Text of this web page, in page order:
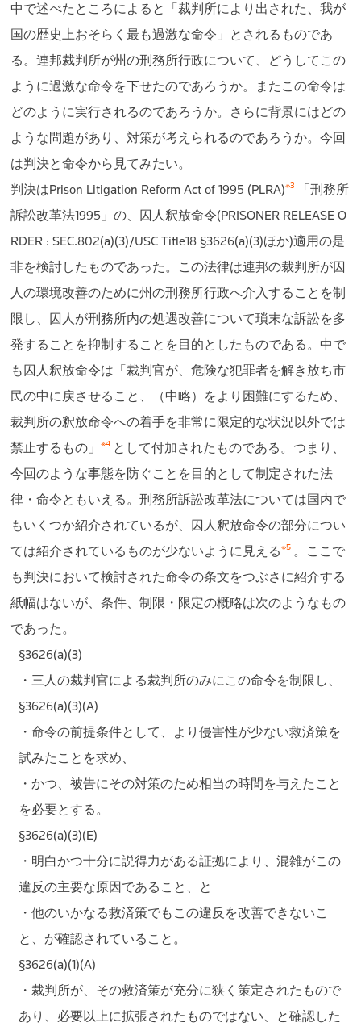
中で述べたところによると「裁判所により出された、我が
国の歴史上おそらく最も過激な命令」とされるものであ
る。連邦裁判所が州の刑務所行政について、どうしてこの
ように過激な命令を下せたのであろうか。またこの命令は
どのように実行されるのであろうか。さらに背景にはどの
ような問題があり、対策が考えられるのであろうか。今回
は判決と命令から見てみたい。
判決はPrison Litigation Reform Act of 1995 (PLRA)※3
「刑務所
訴訟改革法1995」の、囚人釈放命令(PRISONER RELEASE O
RDER : SEC.802(a)(3)/USC Title18 §3626(a)(3)ほか)適用の是
非を検討したものであった。この法律は連邦の裁判所が囚
人の環境改善のために州の刑務所行政へ介入することを制
限し、囚人が刑務所内の処遇改善について瑣末な訴訟を多
発することを抑制することを目的としたものである。中で
も囚人釈放命令は「裁判官が、危険な犯罪者を解き放ち市
民の中に戻させること、（中略）をより困難にするため、
裁判所の釈放命令への着手を非常に限定的な状況以外では
禁止するもの」※4 として付加されたものである。つまり、
今回のような事態を防ぐことを目的として制定された法
律・命令ともいえる。刑務所訴訟改革法については国内で
もいくつか紹介されているが、囚人釈放命令の部分につい
ては紹介されているものが少ないように見える※5 。ここで
も判決において検討された命令の条文をつぶさに紹介する
紙幅はないが、条件、制限・限定の概略は次のようなもの
であった。
§3626(a)(3)
・三人の裁判官による裁判所のみにこの命令を制限し、
§3626(a)(3)(A)
・命令の前提条件として、より侵害性が少ない救済策を
試みたことを求め、
・かつ、被告にその対策のため相当の時間を与えたこと
を必要とする。
§3626(a)(3)(E)
・明白かつ十分に説得力がある証拠により、混雑がこの
違反の主要な原因であること、と
・他のいかなる救済策でもこの違反を改善できないこ
と、が確認されていること。
§3626(a)(1)(A)
・裁判所が、その救済策が充分に狭く策定されたもので
あり、必要以上に拡張されたものではない、と確認した